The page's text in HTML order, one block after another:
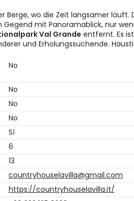
Berge, wo die Zeit langsamer läuft.
Gegend mit Panoramablick, nur
Val Grande entfernt. Es
und Erholungssuchende.
No
No
No
No
Sì
6
13
countryhouselavilla@gmail.com
https://countryhouselavilla.it/